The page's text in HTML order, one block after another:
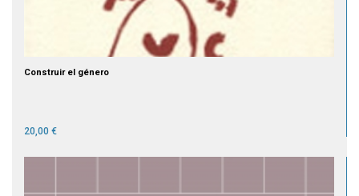
Construir el género
20,00 €